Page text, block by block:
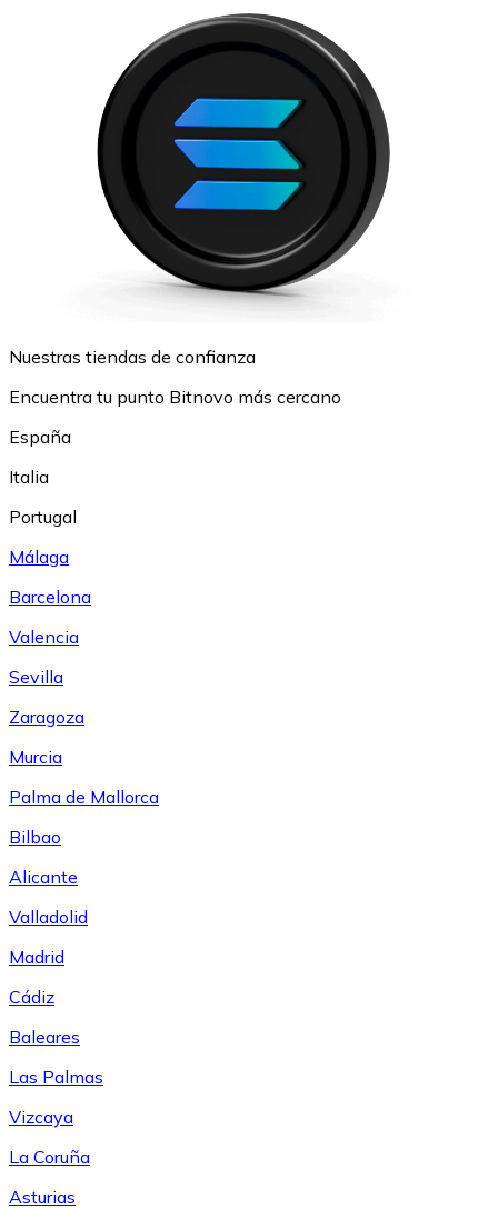
Nuestras tiendas de confianza
Encuentra tu punto Bitnovo más cercano
España
Italia
Portugal
Málaga
Barcelona
Valencia
Sevilla
Zaragoza
Murcia
Palma de Mallorca
Bilbao
Alicante
Valladolid
Madrid
Cádiz
Baleares
Las Palmas
Vizcaya
La Coruña
Asturias